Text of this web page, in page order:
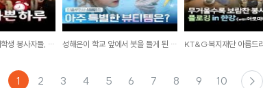
KT&G복지재단 대학생 봉사자들, 일일산타로 변신하다! 성해은이 학교 앞에서 붓을 들게 된 사연?
1 2 3 4 5 6 7 8 9 10